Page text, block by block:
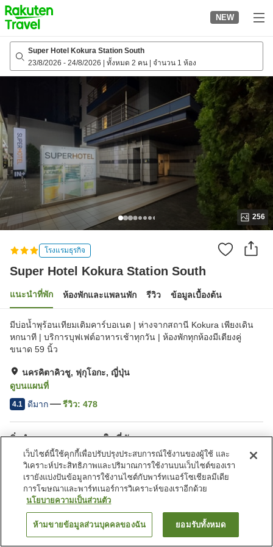
to
top
page
NEW
Super Hotel Kokura Station South
23/8/2026 - 24/8/2026 ทั้งหมด 2 คน จำนวน 1 ห้อง
256
โรงแรมธุรกิจ
Super Hotel Kokura Station South
แนะนำที่พัก ห้องพักและแพลนพัก รีวิว ข้อมูลเบื้องต้น
มีบ่อน้ำพุร้อนเทียมเติมคาร์บอเนต | ห่างจากสถานี Kokura เพียงเดิน
หกนาที | บริการบุฟเฟต์อาหารเช้าทุกวัน | ห้องพักทุกห้องมีเตียงคู่
ขนาด 59 นิ้ว
นครคิตาคิวชู, ฟุกุโอกะ, ญี่ปุ่น
ดูบนแผนที่
4.1 ดีมาก รีวิว: 478
สิ่งอำนวยความสะดวกในที่พัก
ที่จอดรถ
สปา/บิวตี้ซาลอน
ตู้จำหน่ายอัตโนมัติ
ห้องอาบน้ำใหญ่
หน้าแรก ญี่ปุ่น ฟุกุโอกะ
Super Hotel Kokura Station South
ค้นหาห้องพัก
เว็บไซต์นี้ใช้คุกกี้เพื่อปรับปรุงประสบการณ์ใช้งานของผู้ใช้ และ
วิเคราะห์ประสิทธิภาพและปริมาณการใช้งานบนเว็บไซต์ของเรา
เรายังแบ่งปันข้อมูลการใช้งานไซต์กับพาร์ทเนอร์โซเชียลมีเดีย
การโฆษณาและพาร์ทเนอร์การวิเคราะห์ของเราอีกด้วย
นโยบายความเป็นส่วนตัว
ห้ามขายข้อมูลส่วนบุคคลของฉัน ยอมรับทั้งหมด